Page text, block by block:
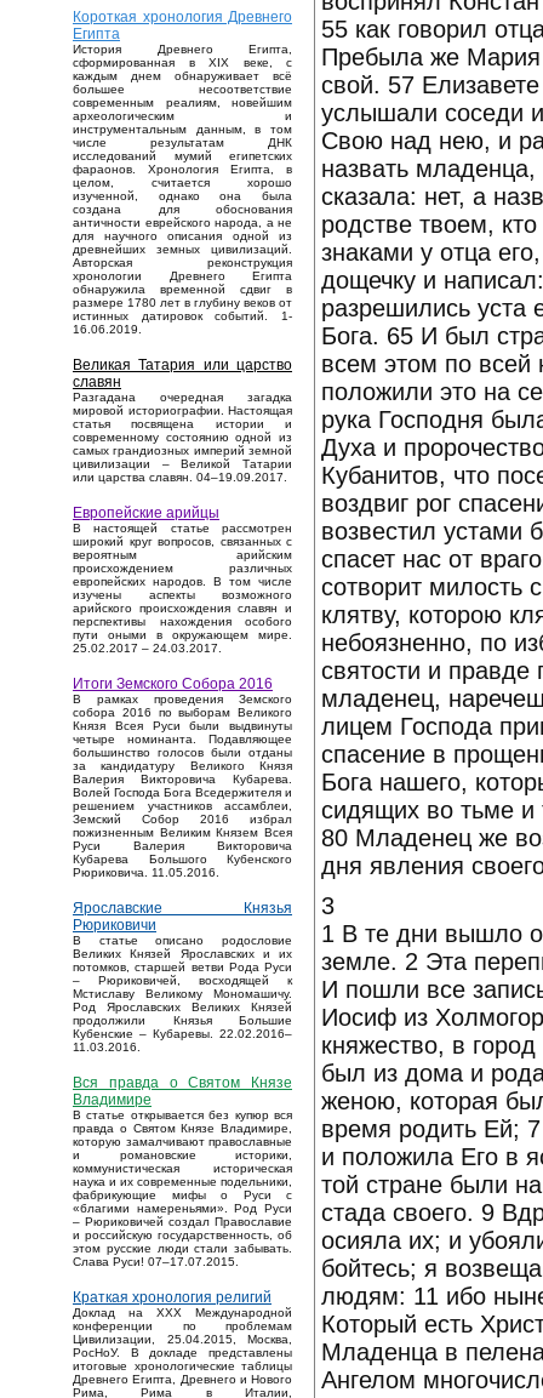
Короткая хронология Древнего
Египта
История Древнего Египта,
сформированная в XIX веке, с
каждым днем обнаруживает всё
большее несоответствие
современным реалиям, новейшим
археологическим и
инструментальным данным, в том
числе результатам ДНК
исследований мумий египетских
фараонов. Хронология Египта, в
целом, считается хорошо
изученной, однако она была
создана для обоснования
античности еврейского народа, а не
для научного описания одной из
древнейших земных цивилизаций.
Авторская реконструкция
хронологии Древнего Египта
обнаружила временной сдвиг в
размере 1780 лет в глубину веков от
истинных датировок событий. 1-
16.06.2019.
Великая Татария или царство
славян
Разгадана очередная загадка
мировой историографии. Настоящая
статья посвящена истории и
современному состоянию одной из
самых грандиозных империй земной
цивилизации – Великой Татарии
или царства славян. 04–19.09.2017.
Европейские арийцы
В настоящей статье рассмотрен
широкий круг вопросов, связанных с
вероятным арийским
происхождением различных
европейских народов. В том числе
изучены аспекты возможного
арийского происхождения славян и
перспективы нахождения особого
пути оными в окружающем мире.
25.02.2017 – 24.03.2017.
Итоги Земского Собора 2016
В рамках проведения Земского
собора 2016 по выборам Великого
Князя Всея Руси были выдвинуты
четыре номинанта. Подавляющее
большинство голосов были отданы
за кандидатуру Великого Князя
Валерия Викторовича Кубарева.
Волей Господа Бога Вседержителя и
решением участников ассамблеи,
Земский Собор 2016 избрал
пожизненным Великим Князем Всея
Руси Валерия Викторовича
Кубарева Большого Кубенского
Рюриковича. 11.05.2016.
Ярославские Князья
Рюриковичи
В статье описано родословие
Великих Князей Ярославских и их
потомков, старшей ветви Рода Руси
– Рюриковичей, восходящей к
Мстиславу Великому Мономашичу.
Род Ярославских Великих Князей
продолжили Князья Большие
Кубенские – Кубаревы. 22.02.2016–
11.03.2016.
Вся правда о Святом Князе
Владимире
В статье открывается без купюр вся
правда о Святом Князе Владимире,
которую замалчивают православные
и романовские историки,
коммунистическая историческая
наука и их современные подельники,
фабрикующие мифы о Руси с
«благими намереньями». Род Руси
– Рюриковичей создал Православие
и российскую государственность, об
этом русские люди стали забывать.
Слава Руси! 07–17.07.2015.
Краткая хронология религий
Доклад на XXX Международной
конференции по проблемам
Цивилизации, 25.04.2015, Москва,
РосНоУ. В докладе представлены
итоговые хронологические таблицы
Древнего Египта, Древнего и Нового
Рима, Рима в Италии,
55 как говорил
Пребыла же Мария
свой. 57
услышали соседи
Свою над нею, и
назвать
сказала: нет, а
родстве твоем,
знаками у отца
дощечку и
разрешились уста
Бога. 65 И был
всем этом по
положили это на
рука Господня
Духа и
Кубанитов, что
воздвиг рог
возвестил устами
спасет нас от
сотворит милость
клятву, которою
небоязненно, по
святости и
младенец,
лицем Господа
спасение в
Бога нашего,
сидящих во тьме и
80 Младенец же
дня явления
3
1 В те дни вышло
земле. 2 Эта
И пошли все
Иосиф из
княжество, в
был из дома и
женою, которая
время родить Ей;
и положила Его в
той стране были
стада своего. 9
осияла их; и
бойтесь; я
людям: 11 ибо
Который есть
Младенца в
Ангелом